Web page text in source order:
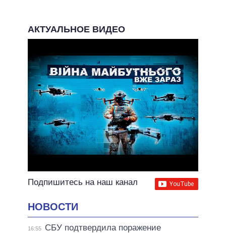
АКТУАЛЬНОЕ ВИДЕО
Подпишитесь на наш канал
НОВОСТИ
16:55
СБУ подтвердила поражение